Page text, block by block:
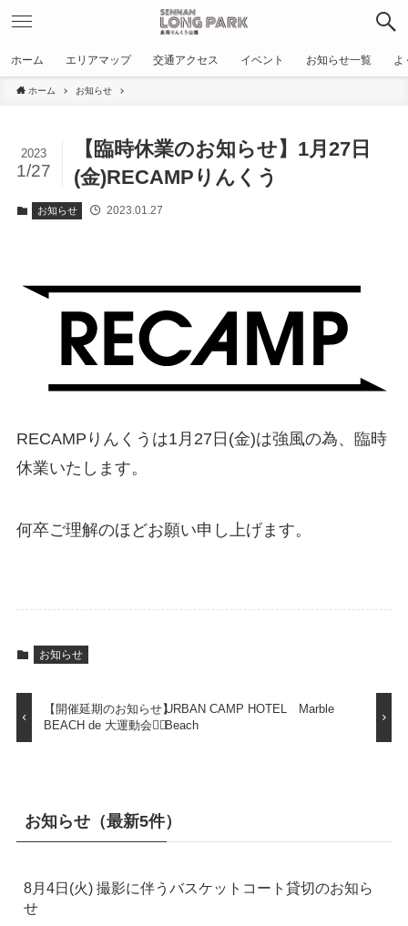
ホーム エリアマップ 交通アクセス イベント お知らせ一覧 よ
ホーム お知らせ
【臨時休業のお知らせ】1月27日
(金)RECAMPりんくう
2023
1/27
お知らせ 2023.01.27
RECAMPりんくうは1月27日(金)は強風の為、臨時
休業いたします。
何卒ご理解のほどお願い申し上げます。
お知らせ
【開催延期のお知らせ】
BEACH de 大運動会🏳‍🌈
URBAN CAMP HOTEL Marble
Beach
お知らせ（最新5件）
8月4日(火) 撮影に伴うバスケットコート貸切のお知ら
せ